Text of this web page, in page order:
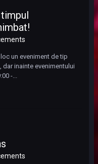
un eveniment de tip
dar inainte evenimentului
-...